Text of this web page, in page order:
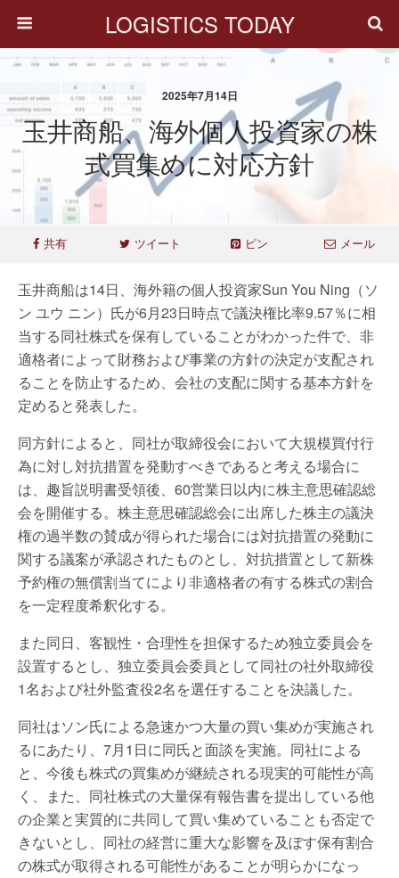
LOGISTICS TODAY
2025年7月14日
玉井商船、海外個人投資家の株
式買集めに対応方針
共有 ツイート ピン メール
玉井商船は14日、海外籍の個人投資家Sun You Ning（ソ
ン ユウ ニン）氏が6月23日時点で議決権比率9.57％に相
当する同社株式を保有していることがわかった件で、非
適格者によって財務および事業の方針の決定が支配され
ることを防止するため、会社の支配に関する基本方針を
定めると発表した。
同方針によると、同社が取締役会において大規模買付行
為に対し対抗措置を発動すべきであると考える場合に
は、趣旨説明書受領後、60営業日以内に株主意思確認総
会を開催する。株主意思確認総会に出席した株主の議決
権の過半数の賛成が得られた場合には対抗措置の発動に
関する議案が承認されたものとし、対抗措置として新株
予約権の無償割当てにより非適格者の有する株式の割合
を一定程度希釈化する。
また同日、客観性・合理性を担保するため独立委員会を
設置するとし、独立委員会委員として同社の社外取締役
1名および社外監査役2名を選任することを決議した。
同社はソン氏による急速かつ大量の買い集めが実施され
るにあたり、7月1日に同氏と面談を実施。同社による
と、今後も株式の買集めが継続される現実的可能性が高
く、また、同社株式の大量保有報告書を提出している他
の企業と実質的に共同して買い集めていることも否定で
きないとし、同社の経営に重大な影響を及ぼす保有割合
の株式が取得される可能性があることが明らかになっ